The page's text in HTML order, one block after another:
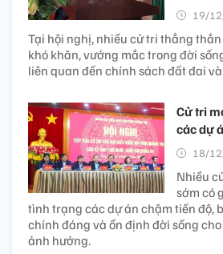
19/
Tại hội nghị, nhiều cử tri thẳng
khó khăn, vướng mắc trong đời
liên quan đến chính sách đất đai
Cử tri
các dự
18/
Nhiều
sớm có
tình trạng các dự án chậm tiến độ,
chính đáng và ổn định đời sống
ảnh hưởng.